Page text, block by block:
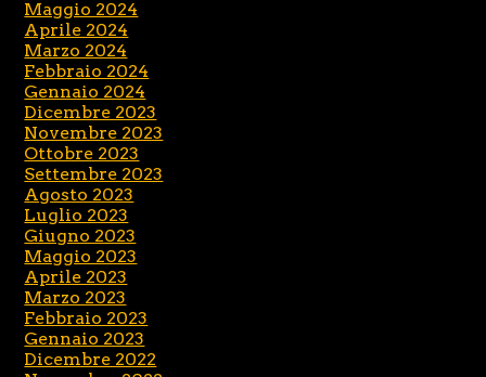
Maggio 2024
Aprile 2024
Marzo 2024
Febbraio 2024
Gennaio 2024
Dicembre 2023
Novembre 2023
Ottobre 2023
Settembre 2023
Agosto 2023
Luglio 2023
Giugno 2023
Maggio 2023
Aprile 2023
Marzo 2023
Febbraio 2023
Gennaio 2023
Dicembre 2022